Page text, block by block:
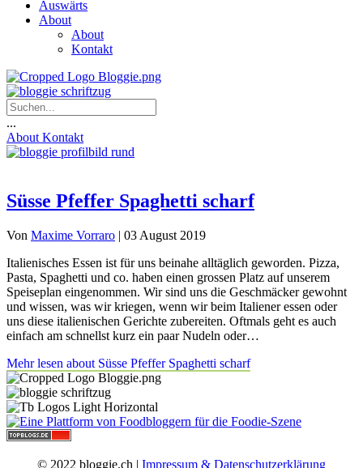
Auswärts
About
About
Kontakt
...
About Kontakt
Süsse Pfeffer Spaghetti scharf
Von Maxime Vorraro | 03 August 2019
Italienisches Essen ist für uns beinahe alltäglich geworden. Pizza,
Pasta, Spaghetti und co. haben einen grossen Platz auf unserem
Speiseplan eingenommen. Wir sind uns die Geschmäcker gewohnt
und wissen, was wir kriegen, wenn wir beim Italiener essen oder
uns diese italienischen Gerichte zubereiten. Oftmals geht es auch
einfach am schnellst kurz ein paar Nudeln oder…
Mehr lesen about Süsse Pfeffer Spaghetti scharf
© 2022 bloggie.ch | Impressum & Datenschutzerklärung